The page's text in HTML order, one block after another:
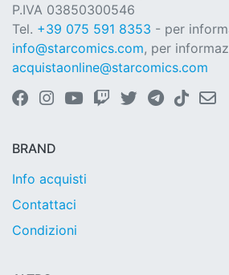
P.IVA 03850300546
Tel. +39 075 591 8353 - per
info@starcomics.com, per
acquistaonline@starcomics.com
BRAND
Info acquisti
Contattaci
Condizioni